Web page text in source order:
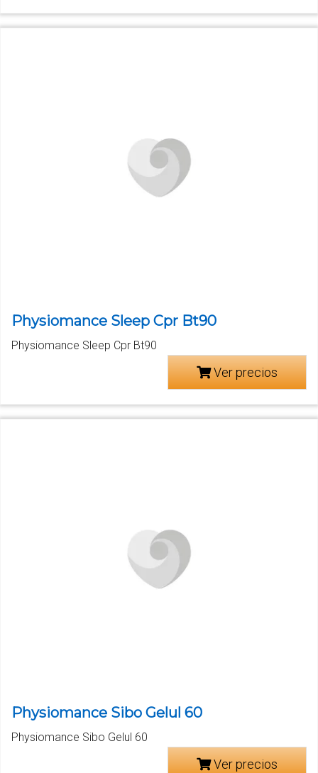
Physiomance Sleep Cpr Bt90
Physiomance Sleep Cpr Bt90
Ver precios
Physiomance Sibo Gelul 60
Physiomance Sibo Gelul 60
Ver precios